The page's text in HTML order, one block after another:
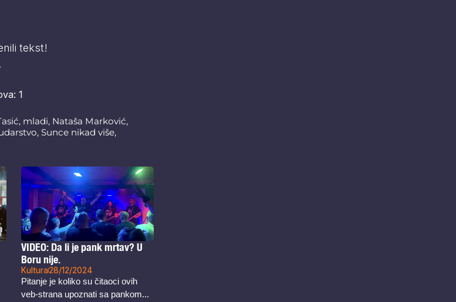
tekst!
1
, mladi, Nataša Marković,
, Sunce nikad više,
VIDEO: Da li je pank mrtav? U
Boru nije.
Kultura28/12/2024
Pitanje je koliko su čitaoci ovih
veb-strana upoznati sa pankom...